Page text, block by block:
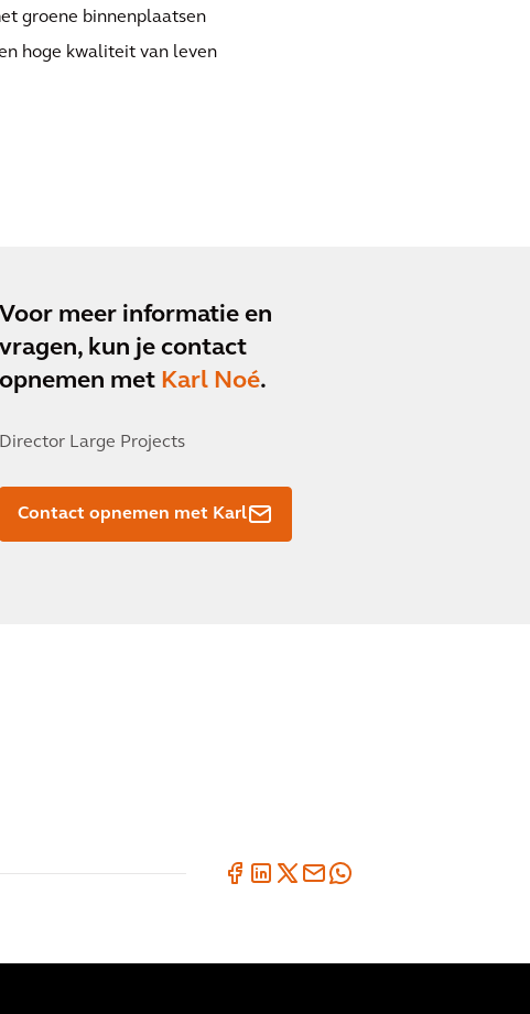
groene binnenplaatsen
hoge kwaliteit van leven
Voor meer informatie en
vragen, kun je contact
opnemen met Karl Noé.
Director Large Projects
Contact opnemen met Karl